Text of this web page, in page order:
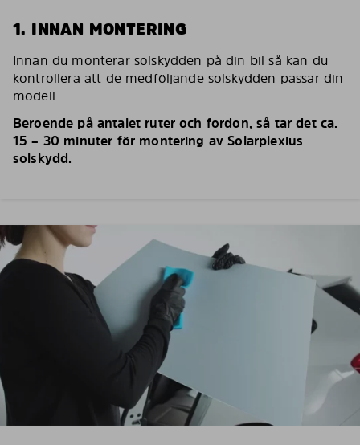
1. INNAN MONTERING
Innan du monterar solskydden på din bil så kan du
kontrollera att de medföljande solskydden passar din
modell.
Beroende på antalet ruter och fordon, så tar det ca.
15 – 30 minuter för montering av Solarplexius
solskydd.